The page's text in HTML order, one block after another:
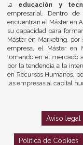
la educación y
empresarial. Dentro de
encuentran el Máster en
su capacidad para
Máster en Marketing,
empresa, el Máster en
tomando en el mercado
por la tendencia a la
en Recursos Humanos,
las empresas al capital
Aviso legal
Política de Cookies